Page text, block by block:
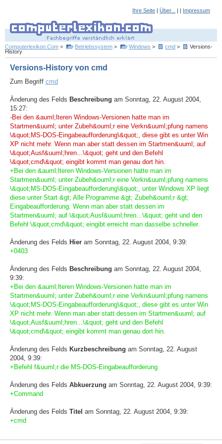
Ihre Seite | Über... | | Impressum
Computerlexikon.Com > Betriebssystem > Windows > cmd >
Versions-
History
Versions-History von cmd
Zum Begriff cmd
Änderung des Felds Beschreibung am Sonntag, 22. August 2004,
15:27:
-Bei den &auml;lteren Windows-Versionen hatte man im
Startmen&uuml; unter Zubeh&ouml;r eine Verkn&uuml;pfung namens
\&quot;MS-DOS-Eingabeaufforderung\&quot;, diese gibt es unter Win
XP nicht mehr. Wenn man aber statt dessen im Startmen&uuml; auf
\&quot;Ausf&uuml;hren...\&quot; geht und den Befehl
\&quot;cmd\&quot; eingibt kommt man genau dort hin.
+Bei den &auml;lteren Windows-Versionen hatte man im
Startmen&uuml; unter Zubeh&ouml;r eine Verkn&uuml;pfung namens
\&quot;MS-DOS-Eingabeaufforderung\&quot;, unter Windows XP liegt
diese unter Start &gt; Alle Programme &gt; Zubeh&ouml;r &gt;
Eingabeaufforderung. Wenn man aber statt dessen im
Startmen&uuml; auf \&quot;Ausf&uuml;hren...\&quot; geht und den
Befehl \&quot;cmd\&quot; eingibt erreicht man dasselbe schneller.
Änderung des Felds Hier am Sonntag, 22. August 2004, 9:39:
+0403
Änderung des Felds Beschreibung am Sonntag, 22. August 2004,
9:39:
+Bei den &auml;lteren Windows-Versionen hatte man im
Startmen&uuml; unter Zubeh&ouml;r eine Verkn&uuml;pfung namens
\&quot;MS-DOS-Eingabeaufforderung\&quot;, diese gibt es unter Win
XP nicht mehr. Wenn man aber statt dessen im Startmen&uuml; auf
\&quot;Ausf&uuml;hren...\&quot; geht und den Befehl
\&quot;cmd\&quot; eingibt kommt man genau dort hin.
Änderung des Felds Kurzbeschreibung am Sonntag, 22. August
2004, 9:39:
+Befehl f&uuml;r die MS-DOS-Eingabeaufforderung
Änderung des Felds Abkuerzung am Sonntag, 22. August 2004, 9:39:
+Command
Änderung des Felds Titel am Sonntag, 22. August 2004, 9:39:
+cmd